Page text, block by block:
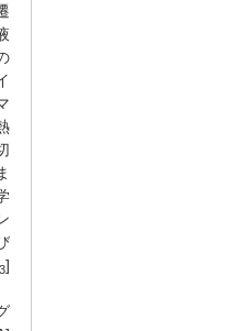
]